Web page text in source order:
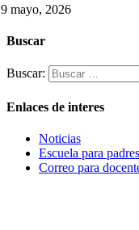
mayo, 2026
Buscar
Buscar:
Enlaces de interes
Noticias
Escuela para padres
Correo para